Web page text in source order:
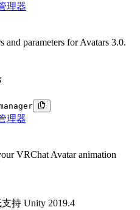
理器
and parameters for Avatars 3.0.
理器
VRChat Avatar animation
持 Unity 2019.4